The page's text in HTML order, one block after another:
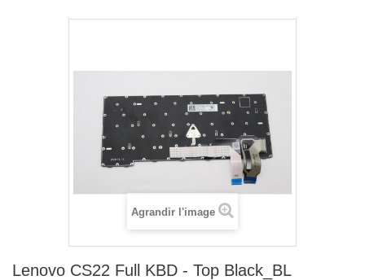
Agrandir l'image
Lenovo CS22 Full KBD - Top Black_BL